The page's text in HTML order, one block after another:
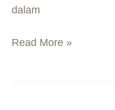
dalam
Read More »